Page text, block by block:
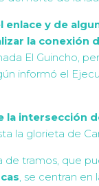
y de
la conexión
El Guincho,
informó el
intersección
la glorieta de
de tramos, que
, se centran en